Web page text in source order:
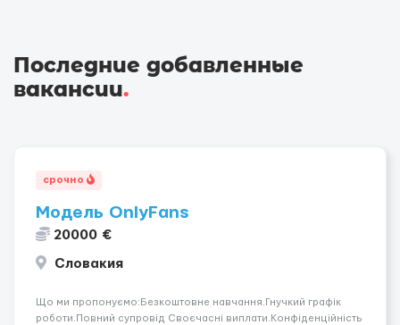
Последние добавленные
вакансии.
срочно
Модель OnlyFans
20000 €
Словакия
Що ми пропонуємо:Безкоштовне навчання.Гнучкий графік
роботи.Повний супровід Своєчасні виплати.Конфіденційність